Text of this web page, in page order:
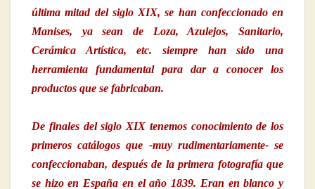
última mitad del siglo XIX, se han confeccionado en
Manises, ya sean de Loza, Azulejos, Sanitario,
Cerámica Artística, etc. siempre han sido una
herramienta fundamental para dar a conocer los
productos que se fabricaban.
De finales del siglo XIX tenemos conocimiento de los
primeros catálogos que -muy rudimentariamente- se
confeccionaban, después de la primera fotografía que
se hizo en España en el año 1839. Eran en blanco y